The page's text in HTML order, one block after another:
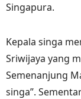
Singapura.
Kepala singa
Sriwijaya yang
Semenanjung
singa”.